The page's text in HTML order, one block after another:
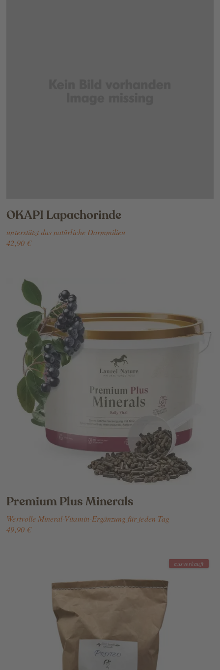
OKAPI Lapachorinde
unterstützt das natürliche Darmmilieu
42,90 €
Premium Plus Minerals
Wertvolle Mineral-Vitamin-Ergänzung für jeden Tag
49,90 €
ausverkauft